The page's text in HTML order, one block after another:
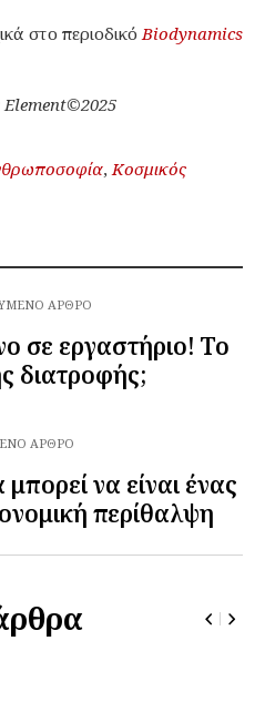
στο περιοδικόBiodynamics
,Κοσμικός
ΆΡΘΡΟ
σε εργαστήριο! Το
διατροφής;
ΆΡΘΡΟ
να είναι ένας
περίθαλψη